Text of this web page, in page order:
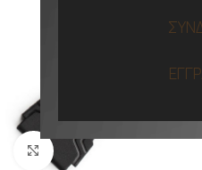
Προβολή